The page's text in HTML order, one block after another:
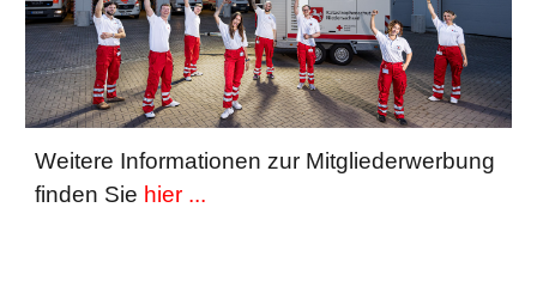
Weitere Informationen zur Mitgliederwerbung
finden Sie hier ...